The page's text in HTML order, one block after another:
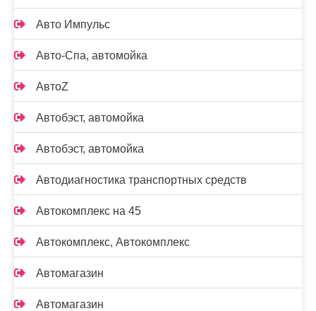
Авто Импульс
Авто-Спа, автомойка
АвтоZ
Автобэст, автомойка
Автобэст, автомойка
Автодиагностика транспортных средств
Автокомплекс на 45
Автокомплекс, Автокомплекс
Автомагазин
Автомагазин